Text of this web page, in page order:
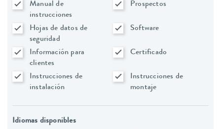
Manual de
instrucciones
Prospectos
Hojas de datos de
seguridad
Software
Información para
clientes
Certificado
Instrucciones de
instalación
Instrucciones de
montaje
Idiomas disponibles